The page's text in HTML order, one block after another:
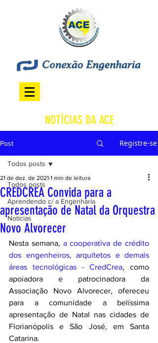
NOTÍCIAS DA ACE
Post Registre-se
Todos posts
Aprendendo c/ a Engenharia
Notícias
Todos posts
CREDCREA Convida para a
apresentação de Natal da Orquestra
Novo Alvorecer
21 de dez. de 2021 1 min de leitura
Nesta semana, a cooperativa de crédito
dos engenheiros, arquitetos e demais
áreas tecnológicas - CredCrea, como
apoiadora e patrocinadora da
Associação Novo Alvorecer, ofereceu
para a comunidade a belíssima
apresentação de Natal nas cidades de
Florianópolis e São José, em Santa
Catarina.